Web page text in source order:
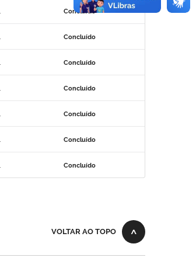
Concluído
Concluído
Concluído
Concluído
Concluído
Concluído
Concluído
VOLTAR AO TOPO